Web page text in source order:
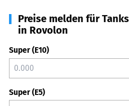
Preise melden für
in Rovolon
Super (E10)
Super (E5)